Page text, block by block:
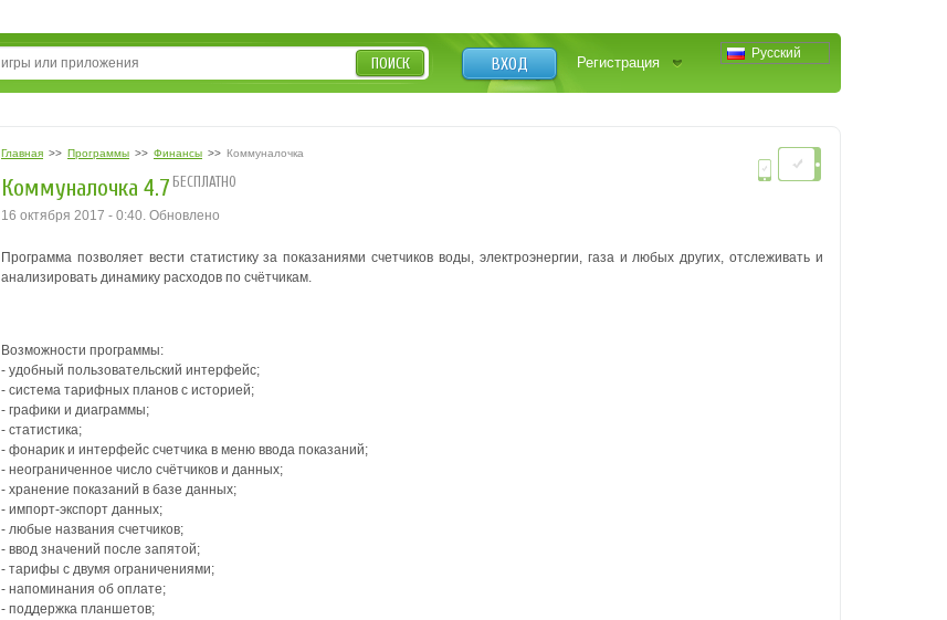
Русский
ВХОД Регистрация
ПОИСК
Главная >> Программы >> Финансы >> Коммуналочка
Коммуналочка 4.7 БЕСПЛАТНО
16 октября 2017 - 0:40. Обновлено
Программа позволяет вести статистику за показаниями счетчиков воды, электроэнергии, газа и любых других, отслеживать и
анализировать динамику расходов по счётчикам.
Возможности программы:
- удобный пользовательский интерфейс;
- система тарифных планов с историей;
- графики и диаграммы;
- статистика;
- фонарик и интерфейс счетчика в меню ввода показаний;
- неограниченное число счётчиков и данных;
- хранение показаний в базе данных;
- импорт-экспорт данных;
- любые названия счетчиков;
- ввод значений после запятой;
- тарифы с двумя ограничениями;
- напоминания об оплате;
- поддержка планшетов;